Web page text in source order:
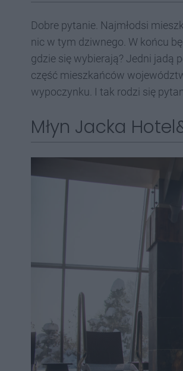
Dobre pytanie. Najmłodsi
nic w tym dziwnego. W końcu
gdzie się wybierają? Jedni jadą
część mieszkańców
wypoczynku. I tak rodzi się
Młyn Jacka